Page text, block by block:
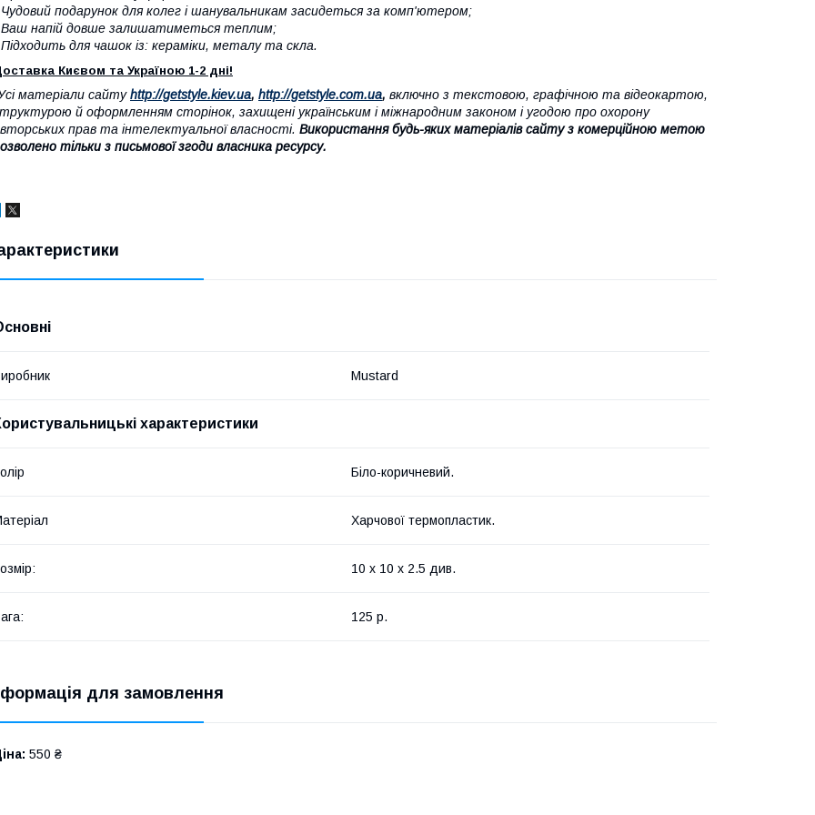
подарунок для колег і шанувальникам засидеться за комп'ютером;
напій довше залишатиметься теплим;
для чашок із: кераміки, металу та скла.
Києвом та Україною 1-2 дні!
матеріали сайтуhttp://getstyle.kiev.ua, http://getstyle.com.ua, включно з текстовою, графічною та відеокартою,
й оформленням сторінок, захищені українським і міжнародним законом і угодою про охорону
прав та інтелектуальної власності. Використання будь-яких матеріалів сайту з комерційною метою
тільки з письмової згоди власника ресурсу.
Mustard
характеристики
Біло-коричневий.
Харчової термопластик.
10 х 10 х 2.5 див.
125 р.
для замовлення
550 ₴